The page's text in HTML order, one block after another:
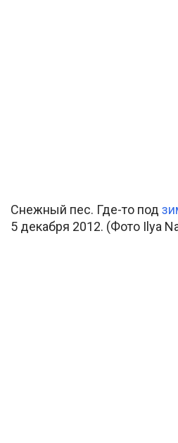
Снежный пес. Где-то под
5 декабря 2012. (Фото Ilya